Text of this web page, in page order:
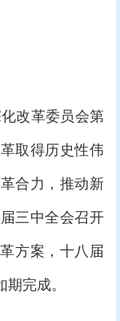
改革委员会第
取得历史性伟
合力，推动新
三中全会召开
方案，十八届
完成。